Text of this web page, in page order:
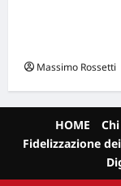
Massimo Rossetti
HOME
Fidelizzazione